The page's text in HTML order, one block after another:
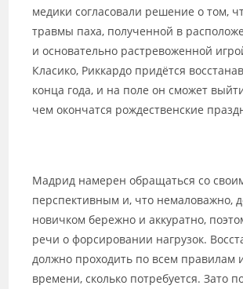
медики согласовали решение о том,
травмы паха, полученной в
и основательно растревоженной
Класико, Риккардо придётся
конца года, и на поле он сможет
чем окончатся рождественские
Мадрид намерен обращаться со
перспективным и, что немаловажно,
новичком бережно и аккуратно,
речи о форсировании нагрузок.
должно проходить по всем правилам
времени, сколько потребуется. Зато